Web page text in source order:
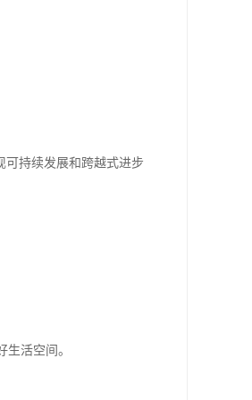
可持续发展和跨越式进步
活空间。